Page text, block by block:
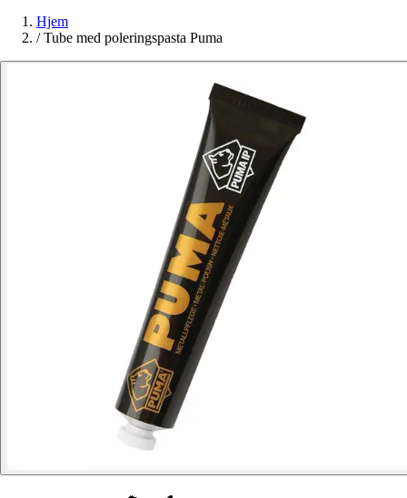
Hjem
/ Tube med poleringspasta Puma